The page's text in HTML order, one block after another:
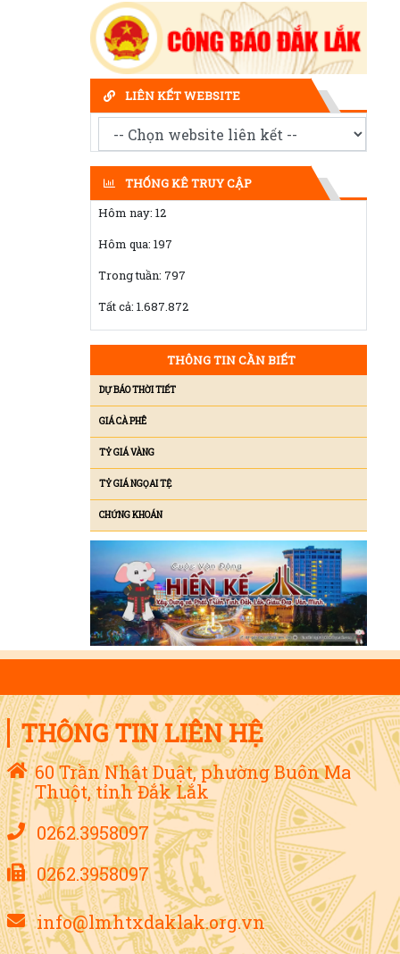
LIÊN KẾT WEBSITE
THỐNG KÊ TRUY CẬP
Hôm nay: 12
Hôm qua: 197
Trong tuần: 797
Tất cả: 1.687.872
THÔNG TIN CẦN BIẾT
DỰ BÁO THỜI TIẾT
GIÁ CÀ PHÊ
TỶ GIÁ VÀNG
TỶ GIÁ NGỌAI TỆ
CHỨNG KHOÁN
THÔNG TIN LIÊN HỆ
60 Trần Nhật Duật, phường Buôn Ma
Thuột, tỉnh Đắk Lắk
0262.3958097
0262.3958097
info@lmhtxdaklak.org.vn